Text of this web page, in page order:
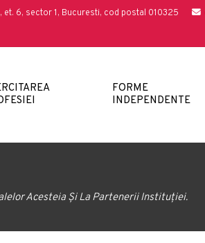
et. 6, sector 1, Bucuresti, cod postal 010325
FORME
INDEPENDENTE
Acesteia Și La Partenerii Instituției.